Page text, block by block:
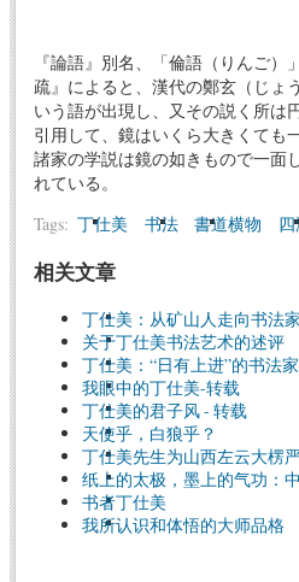
『論語』別名、「倫語（りんご
疏』によると、漢代の鄭玄（じょ
いう語が出現し、又その説く所は
引用して、鏡はいくら大きくても
諸家の学説は鏡の如きもので一面
れている。
Tags: 丁仕美 书法 書道横物
相关文章
丁仕美：从矿山人走向书法家
关于丁仕美书法艺术的述评
丁仕美：“日有上进”的书法家
我眼中的丁仕美-转载
丁仕美的君子风 - 转载
天使乎，白狼乎？
丁仕美先生为山西左云大楞
纸上的太极，墨上的气功：
书者丁仕美
我所认识和体悟的大师品格